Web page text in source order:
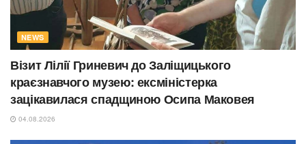
NEWS
Візит Лілії Гриневич до Заліщицького
краєзнавчого музею: ексміністерка
зацікавилася спадщиною Осипа Маковея
04.08.2026